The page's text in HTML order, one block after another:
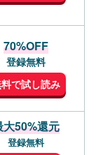
70%OFF
登録無料
で試し読み
大50%還元
登録無料